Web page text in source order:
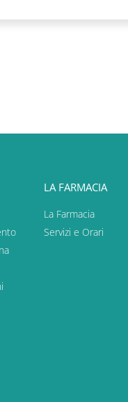
LA FARMACIA
La Farmacia
Servizi e Orari